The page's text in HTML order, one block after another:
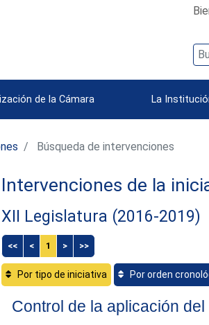
de la Cámara La
Búsqueda de intervenciones
Intervenciones de la
XII Legislatura (2016-2019)
<< < 1 > >>
Por tipo de iniciativa Por orden
Control de la aplicación